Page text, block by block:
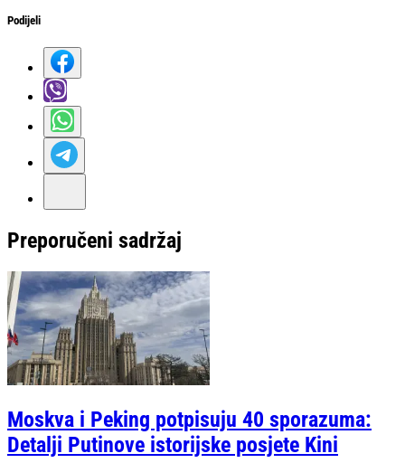
Podijeli
Preporučeni sadržaj
Moskva i Peking potpisuju 40 sporazuma:
Detalji Putinove istorijske posjete Kini